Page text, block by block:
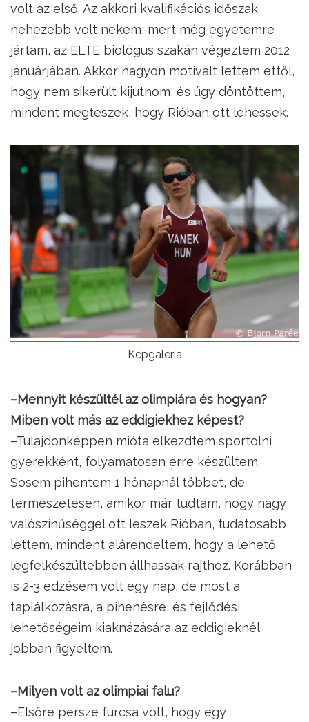
volt az első. Az akkori kvalifikációs időszak
nehezebb volt nekem, mert még egyetemre
jártam, az ELTE biológus szakán végeztem 2012
januárjában. Akkor nagyon motivált lettem ettől,
hogy nem sikerült kijutnom, és úgy döntöttem,
mindent megteszek, hogy Rióban ott lehessek.
Képgaléria
–Mennyit készültél az olimpiára és hogyan?
Miben volt más az eddigiekhez képest?
–Tulajdonképpen mióta elkezdtem sportolni
gyerekként, folyamatosan erre készültem.
Sosem pihentem 1 hónapnál többet, de
természetesen, amikor már tudtam, hogy nagy
valószínűséggel ott leszek Rióban, tudatosabb
lettem, mindent alárendeltem, hogy a lehető
legfelkészültebben állhassak rajthoz. Korábban
is 2-3 edzésem volt egy nap, de most a
táplálkozásra, a pihenésre, és fejlődési
lehetőségeim kiaknázására az eddigieknél
jobban figyeltem.
–Milyen volt az olimpiai falu?
–Elsőre persze furcsa volt, hogy egy